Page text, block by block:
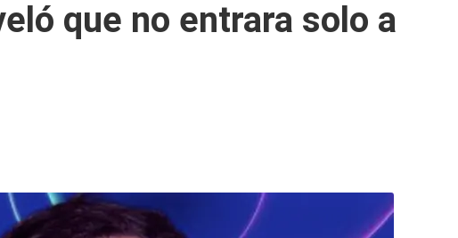
que no entrara solo a